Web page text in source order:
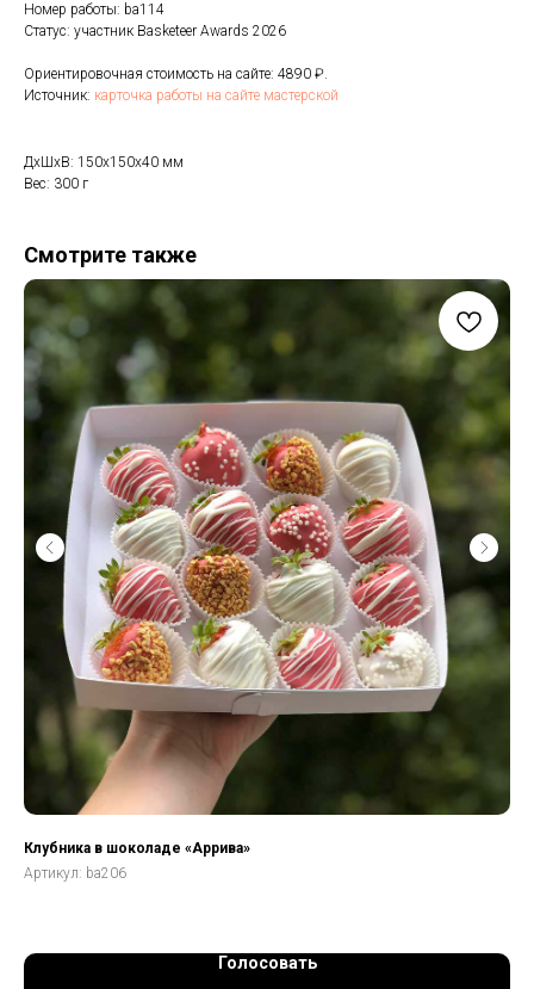
Номер работы: ba114
Статус: участник Basketeer Awards 2026
Ориентировочная стоимость на сайте: 4890 ₽.
Источник: карточка работы на сайте мастерской
ДxШxВ: 150x150x40 мм
Вес: 300 г
Смотрите также
Клубника в шоколаде «Аррива»
Артикул: ba206
Голосовать